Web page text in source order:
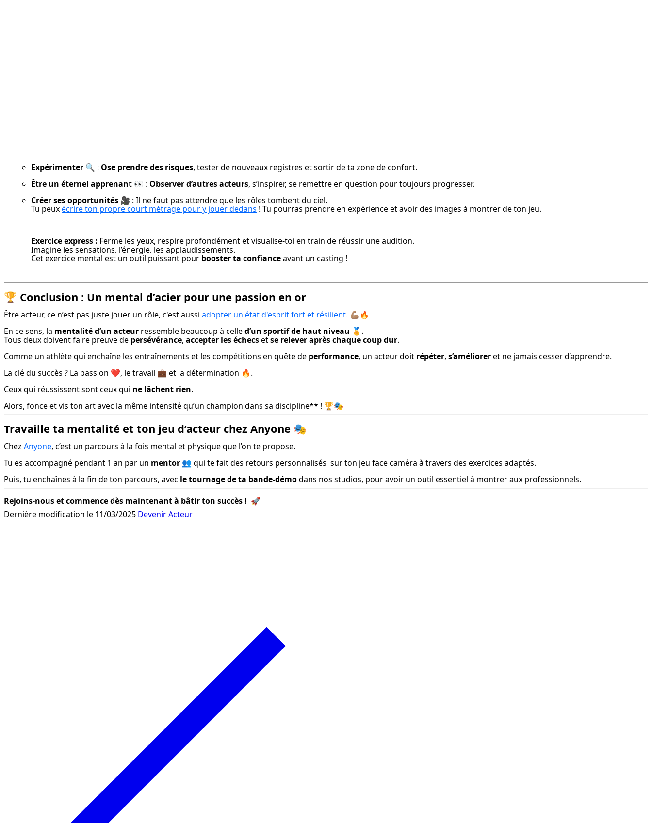
Expérimenter 🔍 : Ose prendre des risques, tester de nouveaux registres et sortir de ta zone de confort.
Être un éternel apprenant 👀 : Observer d’autres acteurs, s’inspirer, se remettre en question pour toujours progresser.
Créer ses opportunités 🎥 : Il ne faut pas attendre que les rôles tombent du ciel.
Tu peux écrire ton propre court métrage pour y jouer dedans ! Tu pourras prendre en expérience et avoir des images à montrer de ton jeu.
Exercice express : Ferme les yeux, respire profondément et visualise-toi en train de réussir une audition.
Imagine les sensations, l’énergie, les applaudissements.
Cet exercice mental est un outil puissant pour booster ta confiance avant un casting !
🏆 Conclusion : Un mental d’acier pour une passion en or
Être acteur, ce n’est pas juste jouer un rôle, c'est aussi adopter un état d'esprit fort et résilient. 💪🏽🔥
En ce sens, la mentalité d’un acteur ressemble beaucoup à celle d’un sportif de haut niveau 🏅.
Tous deux doivent faire preuve de persévérance, accepter les échecs et se relever après chaque coup dur.
Comme un athlète qui enchaîne les entraînements et les compétitions en quête de performance, un acteur doit répéter, s’améliorer et ne jamais cesser d’apprendre.
La clé du succès ? La passion ❤️, le travail 💼 et la détermination 🔥.
Ceux qui réussissent sont ceux qui ne lâchent rien.
Alors, fonce et vis ton art avec la même intensité qu’un champion dans sa discipline** ! 🏆🎭
Travaille ta mentalité et ton jeu d’acteur chez Anyone 🎭
Chez Anyone, c’est un parcours à la fois mental et physique que l’on te propose.
Tu es accompagné pendant 1 an par un mentor 👥 qui te fait des retours personnalisés  sur ton jeu face caméra à travers des exercices adaptés.
Puis, tu enchaînes à la fin de ton parcours, avec le tournage de ta bande-démo dans nos studios, pour avoir un outil essentiel à montrer aux professionnels.
Rejoins-nous et commence dès maintenant à bâtir ton succès ! 🚀
Dernière modification le 11/03/2025 Devenir Acteur